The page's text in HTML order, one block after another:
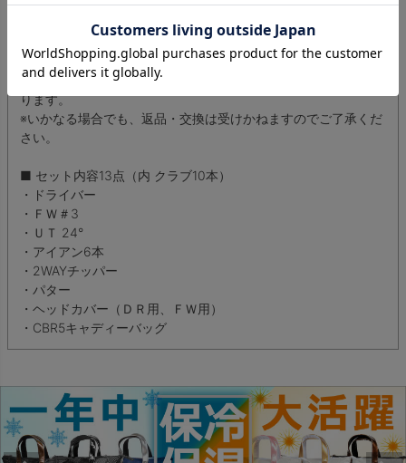
の分お得な価格でご提供いたします。
通常販売品よりお求めやすい価格となります。お得にゴルフを
楽しみたい方は是非ご検討ください。
※多少の汚れや傷が気になる方のご購入はご遠慮ください。
※アウトレット商品は弊社が設けております補償対象外商品とな
ります。
※いかなる場合でも、返品・交換は受けかねますのでご了承くだ
さい。
■ セット内容13点（内 クラブ10本）
・ドライバー
・ＦＷ＃3
・ＵＴ 24°
・アイアン6本
・2WAYチッパー
・パター
・ヘッドカバー（ＤＲ用、ＦＷ用）
・CBR5キャディーバッグ